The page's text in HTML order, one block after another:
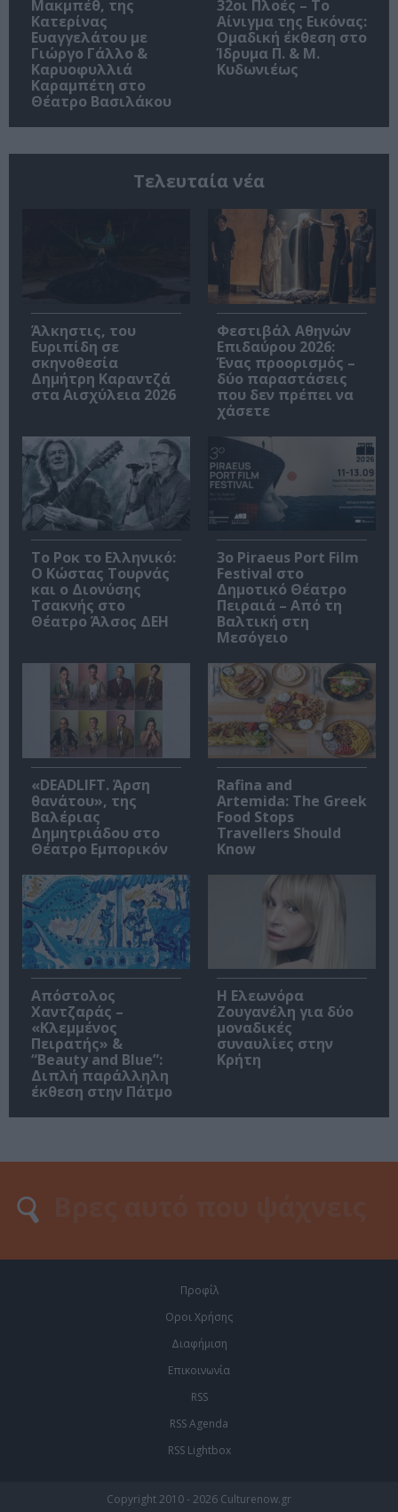
Μακμπέθ, της
Κατερίνας
Ευαγγελάτου με
Γιώργο Γάλλο &
Καρυοφυλλιά
Καραμπέτη στο
Θέατρο Βασιλάκου
32οι Πλοές – Το
Αίνιγμα της Εικόνας:
Ομαδική έκθεση στο
Ίδρυμα Π. & Μ.
Κυδωνιέως
Τελευταία νέα
Άλκηστις, του
Ευριπίδη σε
σκηνοθεσία
Δημήτρη Καραντζά
στα Αισχύλεια 2026
Φεστιβάλ Αθηνών
Επιδαύρου 2026:
Ένας προορισμός –
δύο παραστάσεις
που δεν πρέπει να
χάσετε
Το Ροκ το Ελληνικό:
Ο Κώστας Τουρνάς
και ο Διονύσης
Τσακνής στο
Θέατρο Άλσος ΔΕΗ
3o Piraeus Port Film
Festival στο
Δημοτικό Θέατρο
Πειραιά – Από τη
Βαλτική στη
Μεσόγειο
«DEADLIFT. Άρση
θανάτου», της
Βαλέριας
Δημητριάδου στο
Θέατρο Εμπορικόν
Rafina and
Artemida: The Greek
Food Stops
Travellers Should
Know
Απόστολος
Χαντζαράς –
«Κλεμμένος
Πειρατής» &
“Beauty and Blue”:
Διπλή παράλληλη
έκθεση στην Πάτμο
Η Ελεωνόρα
Ζουγανέλη για δύο
μοναδικές
συναυλίες στην
Κρήτη
Προφίλ
Οροι Χρήσης
Διαφήμιση
Επικοινωνία
RSS
RSS Agenda
RSS Lightbox
Copyright 2010 - 2026 Culturenow.gr